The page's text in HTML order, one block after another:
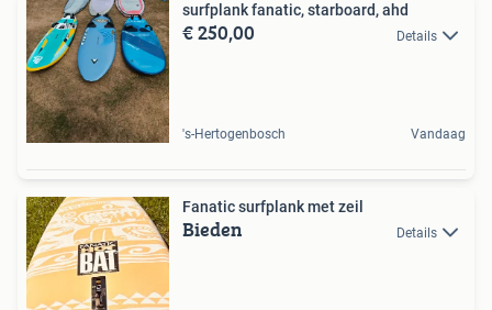
surfplank fanatic, starboard, ahd
€ 250,00 Details
's-Hertogenbosch Vandaag
Fanatic surfplank met zeil
Bieden Details